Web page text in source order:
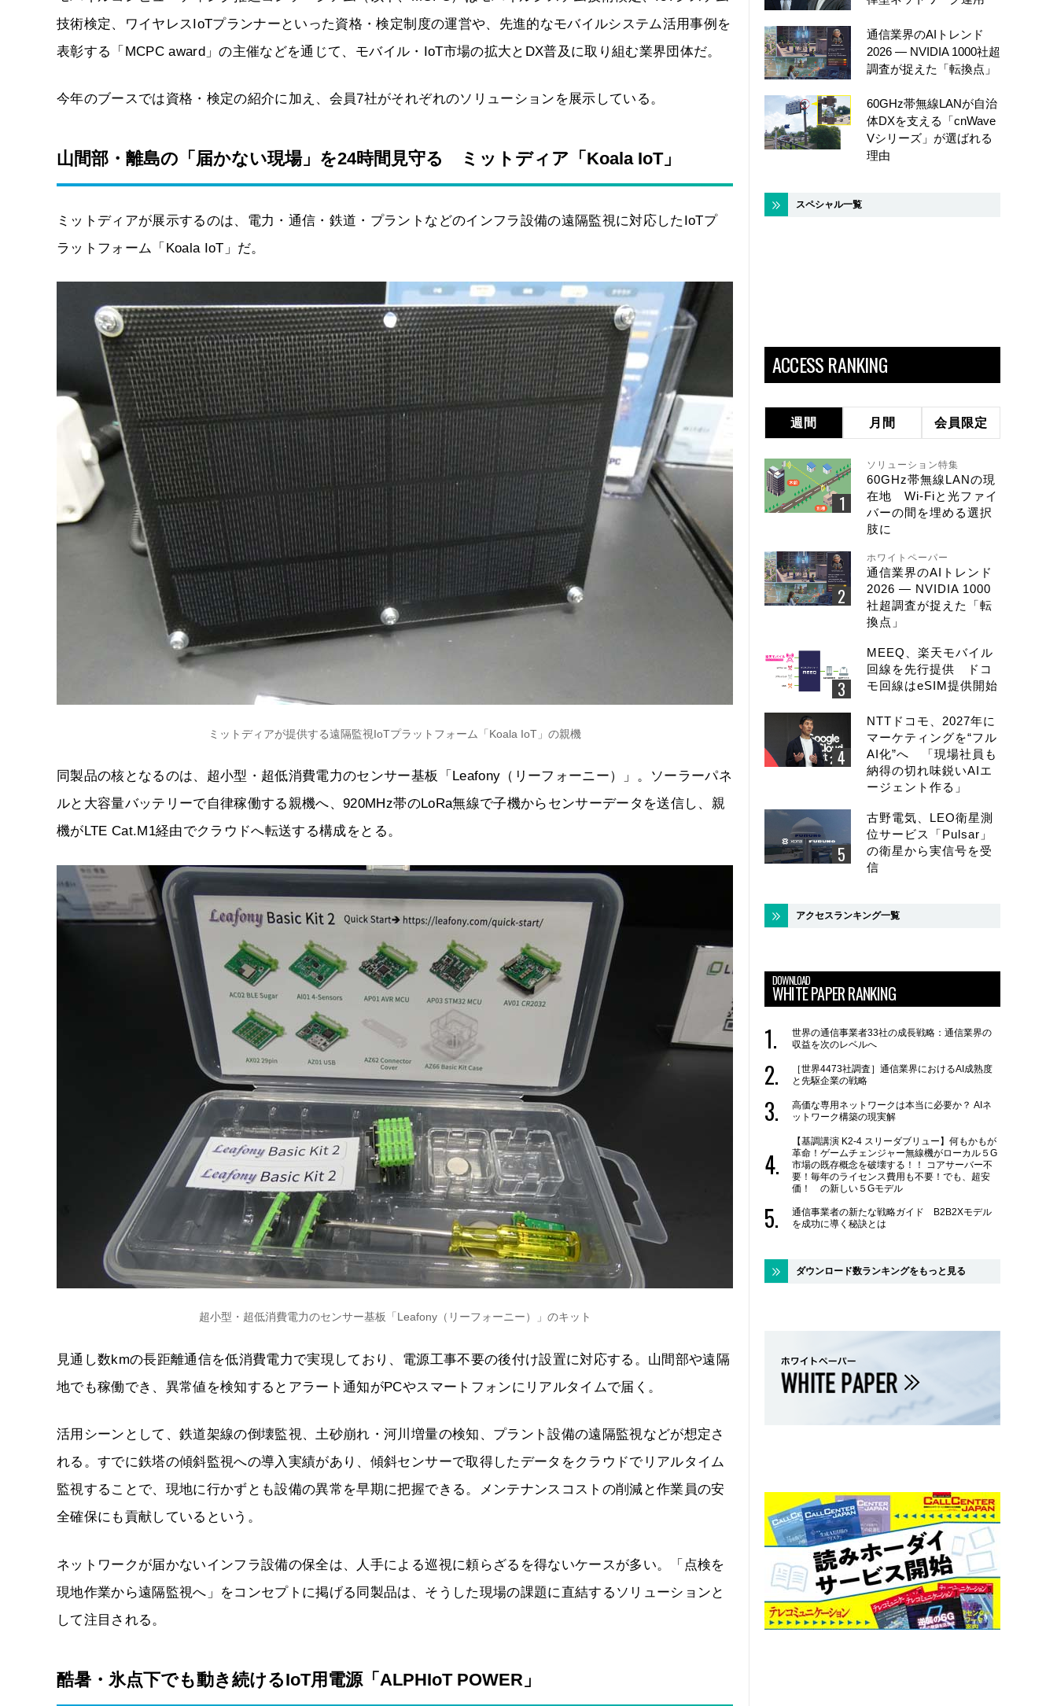
技術検定、ワイヤレスIoTプランナーといった資格・検定制度の運営や、先進的なモバイルシステム活用事例を
表彰する「MCPC award」の主催などを通じて、モバイル・IoT市場の拡大とDX普及に取り組む業界団体だ。
今年のブースでは資格・検定の紹介に加え、会員7社がそれぞれのソリューションを展示している。
山間部・離島の「届かない現場」を24時間見守る ミットディア「Koala IoT」
ミットディアが展示するのは、電力・通信・鉄道・プラントなどのインフラ設備の遠隔監視に対応したIoTプ
ラットフォーム「Koala IoT」だ。
ミットディアが提供する遠隔監視IoTプラットフォーム「Koala IoT」の親機
同製品の核となるのは、超小型・超低消費電力のセンサー基板「Leafony（リーフォーニー）」。ソーラーパネ
ルと大容量バッテリーで自律稼働する親機へ、920MHz帯のLoRa無線で子機からセンサーデータを送信し、親
機がLTE Cat.M1経由でクラウドへ転送する構成をとる。
超小型・超低消費電力のセンサー基板「Leafony（リーフォーニー）」のキット
見通し数kmの長距離通信を低消費電力で実現しており、電源工事不要の後付け設置に対応する。山間部や遠隔
地でも稼働でき、異常値を検知するとアラート通知がPCやスマートフォンにリアルタイムで届く。
活用シーンとして、鉄道架線の倒壊監視、土砂崩れ・河川増量の検知、プラント設備の遠隔監視などが想定さ
れる。すでに鉄塔の傾斜監視への導入実績があり、傾斜センサーで取得したデータをクラウドでリアルタイム
監視することで、現地に行かずとも設備の異常を早期に把握できる。メンテナンスコストの削減と作業員の安
全確保にも貢献しているという。
ネットワークが届かないインフラ設備の保全は、人手による巡視に頼らざるを得ないケースが多い。「点検を
現地作業から遠隔監視へ」をコンセプトに掲げる同製品は、そうした現場の課題に直結するソリューションと
して注目される。
酷暑・氷点下でも動き続けるIoT用電源「ALPHIoT POWER」
通信業界のAIトレンド
2026 ― NVIDIA 1000社超
調査が捉えた「転換点」
60GHz帯無線LANが自治
体DXを支える「cnWave
Vシリーズ」が選ばれる
理由
スペシャル一覧
ACCESS RANKING
週間 月間 会員限定
ソリューション特集
60GHz帯無線LANの現
在地 Wi-Fiと光ファイ
バーの間を埋める選択
肢に
ホワイトペーパー
通信業界のAIトレンド
2026 ― NVIDIA 1000
社超調査が捉えた「転
換点」
MEEQ、楽天モバイル
回線を先行提供 ドコ
モ回線はeSIM提供開始
NTTドコモ、2027年に
マーケティングを“フル
AI化”へ 「現場社員も
納得の切れ味鋭いAIエ
ージェント作る」
古野電気、LEO衛星測
位サービス「Pulsar」
の衛星から実信号を受
信
アクセスランキング一覧
DOWNLOAD
WHITE PAPER RANKING
世界の通信事業者33社の成長戦略：通信業界の
収益を次のレベルへ
［世界4473社調査］通信業界におけるAI成熟度
と先駆企業の戦略
高価な専用ネットワークは本当に必要か？ AIネ
ットワーク構築の現実解
【基調講演 K2-4 スリーダブリュー】何もかもが
革命！ゲームチェンジャー無線機がローカル５G
市場の既存概念を破壊する！！ コアサーバー不
要！毎年のライセンス費用も不要！でも、超安
価！ の新しい５Gモデル
通信事業者の新たな戦略ガイド B2B2Xモデル
を成功に導く秘訣とは
ダウンロード数ランキングをもっと見る